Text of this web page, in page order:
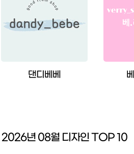
댄디베베
2026년 08월 디자인 TOP 10